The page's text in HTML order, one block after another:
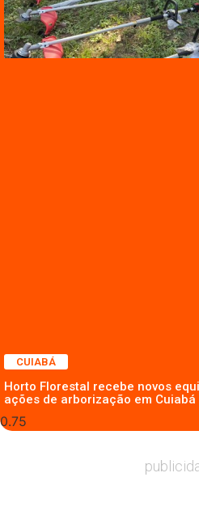
CUIABÁ
Horto Florestal recebe novos
ações de arborização em Cuiabá